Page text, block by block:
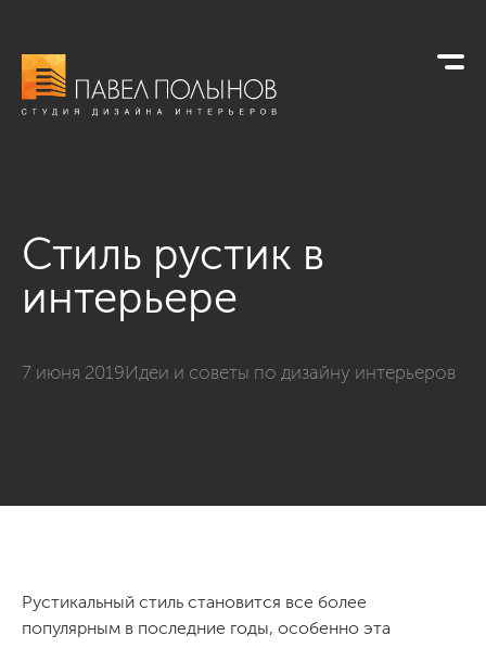
Стиль рустик в
интерьере
7 июня 2019Идеи и советы по дизайну интерьеров
Рустикальный стиль становится все более
популярным в последние годы, особенно эта